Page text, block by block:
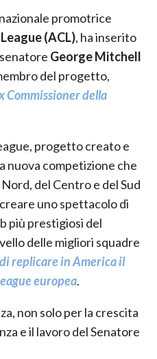
promotrice
(ACL), ha inserito
senatore George Mitchell
del progetto,
Commissioner della
progetto creato e
nuova competizione che
del Centro e del Sud
uno spettacolo di
più prestigiosi del
delle migliori squadre
replicare in America il
europea.
non solo per la crescita
e il lavoro del Senatore